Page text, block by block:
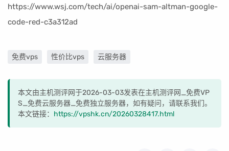
https://www.wsj.com/tech/ai/openai-sam-altman-google-
code-red-c3a312ad
免费vps 性价比vps 云服务器
本文由主机测评网于2026-03-03发表在主机测评网_免费VP
S_免费云服务器_免费独立服务器，如有疑问，请联系我们。
本文链接： https://vpshk.cn/20260328417.html